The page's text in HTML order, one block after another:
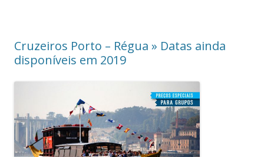
Cruzeiros Porto – Régua » Datas ainda
disponíveis em 2019